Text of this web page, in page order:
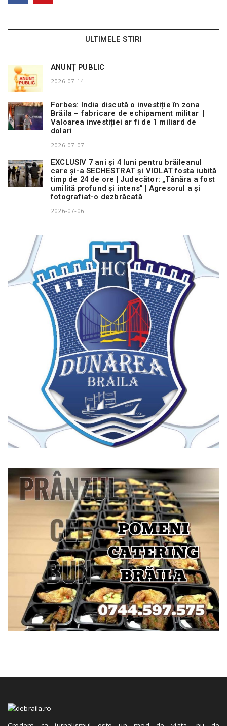
ULTIMELE STIRI
ANUNȚ PUBLIC
2026-07-14
Forbes: India discută o investiție în zona
Brăila – fabricare de echipament militar |
Valoarea investiției ar fi de 1 miliard de
dolari
2026-07-07
EXCLUSIV 7 ani și 4 luni pentru brăileanul
care și-a SECHESTRAT și VIOLAT fosta iubită
timp de 24 de ore | Judecător: „Tânăra a fost
umilită profund și intens” | Agresorul a și
fotografiat-o dezbrăcată
2026-07-06